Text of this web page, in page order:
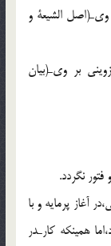
بر وىـ(اصل الشيعة و
قزوينى بر وىـ(بيان
نگردد.
آغاز پرمايه و با
همينكه كارـدر